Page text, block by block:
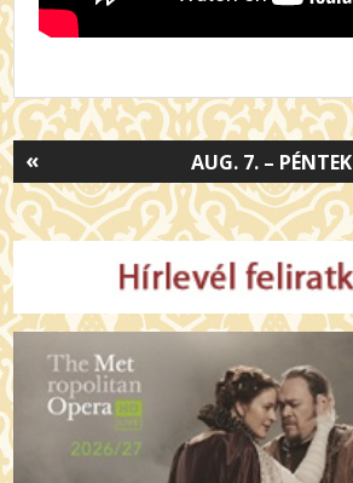
AUG. 7. – PÉNTEK
«